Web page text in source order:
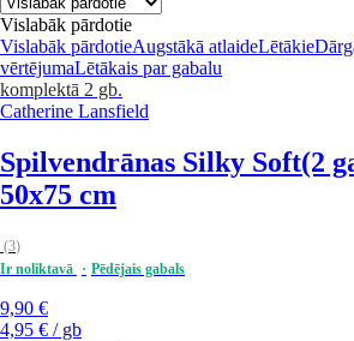
Vislabāk pārdotie
Vislabāk pārdotieAugstākā atlaideLētākie
vērtējumaLētākais par gabalu
komplektā 2 gb.
Catherine Lansfield
Spilvendrānas Silky Soft(2
50x75 cm
(3)
Ir noliktavā
Pēdējais gabals
9,90 €
4,95 € / gb